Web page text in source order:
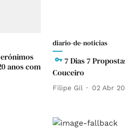
anos com
diario-de-noticias
7 Dias 7
Couceiro
Filipe Gil 02 Abr